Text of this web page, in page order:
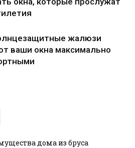
жалюзи
ваши окна максимально
дома из бруса